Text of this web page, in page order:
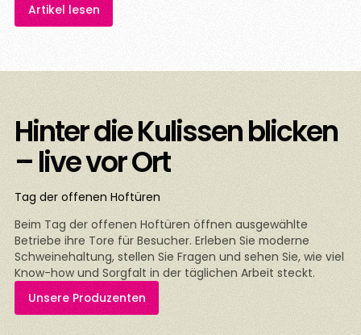
Artikel lesen
Hinter die Kulissen blicken
– live vor Ort
Tag der offenen Hoftüren
Beim Tag der offenen Hoftüren öffnen ausgewählte
Betriebe ihre Tore für Besucher. Erleben Sie moderne
Schweinehaltung, stellen Sie Fragen und sehen Sie, wie viel
Know-how und Sorgfalt in der täglichen Arbeit steckt.
Unsere Produzenten